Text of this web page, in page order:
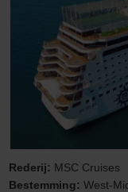
Rederij: MSC Cruises
Bestemming:West-